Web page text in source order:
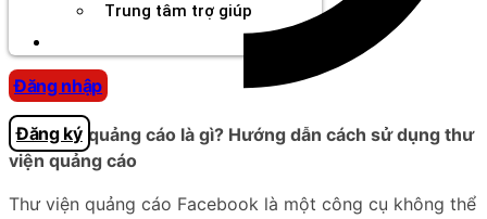
Trung tâm trợ giúp
Đăng nhập
Đăng ký
Thư viện quảng cáo là gì? Hướng dẫn cách sử dụng thư
viện quảng cáo
Thư viện quảng cáo Facebook là một công cụ không thể